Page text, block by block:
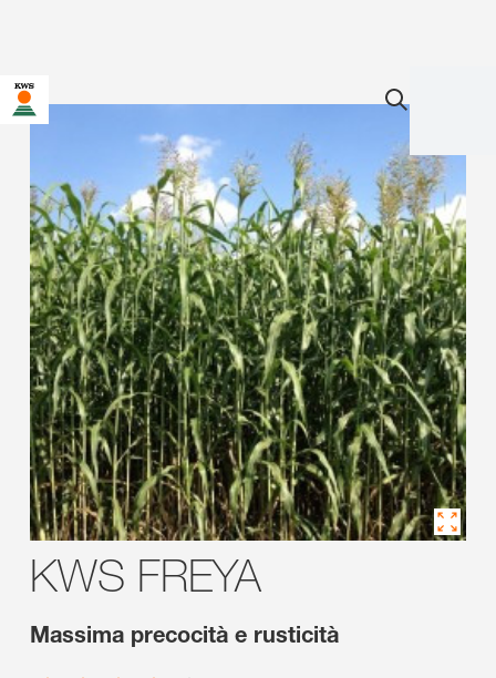
KWS FREYA
Massima precocità e rusticità